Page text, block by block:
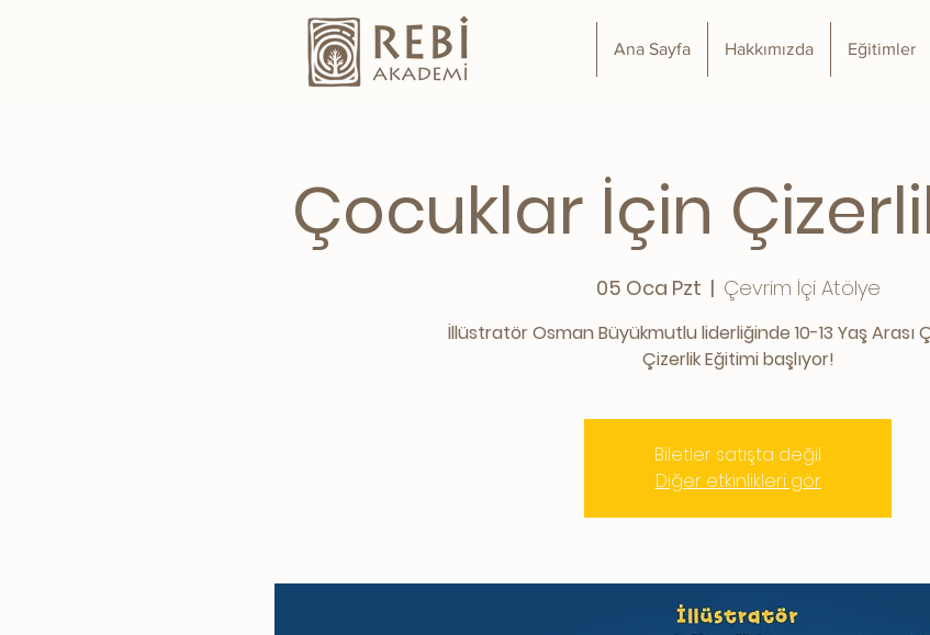
Ana Sayfa Hakkımızda Eğitimler
Çocuklar İçin
05 Oca Pzt
  |
Çevrim İçi Atölye
İllüstratör Osman Büyükmutlu liderliğinde 10-13 Yaş Arası
Çizerlik Eğitimi başlıyor!
Biletler satışta değil
Diğer etkinlikleri gör